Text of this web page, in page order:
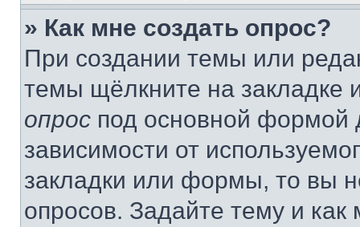
» Как мне создать опрос?
При создании темы или
темы щёлкните на
опрос под основной формой
зависимости от
закладки или формы, то вы
опросов. Задайте тему и